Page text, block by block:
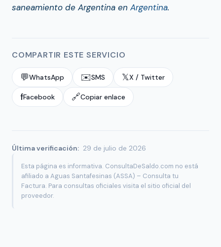
saneamiento de Argentina en Argentina.
COMPARTIR ESTE SERVICIO
💬WhatsApp ✉️SMS 𝕏X / Twitter
fFacebook 🔗Copiar enlace
Última verificación: 29 de julio de 2026
Esta página es informativa. ConsultaDeSaldo.com no está
afiliado a Aguas Santafesinas (ASSA) – Consulta tu
Factura. Para consultas oficiales visita el sitio oficial del
proveedor.